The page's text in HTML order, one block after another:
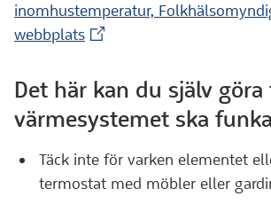
inomhustemperatur,
webbplats(Extern webbplats)
Det här kan du själv
värmesystemet ska
Täck inte för varken elementet
termostat med möbler eller